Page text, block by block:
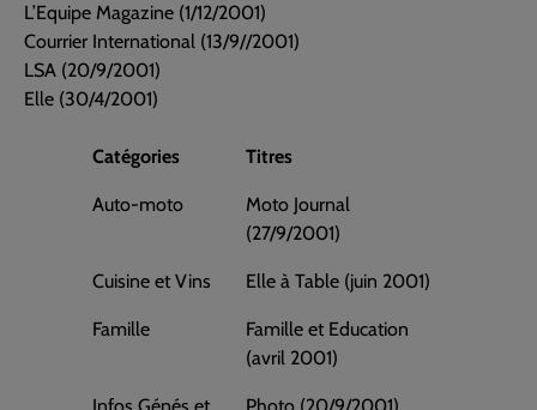
L’Equipe Magazine (1/12/2001)
Courrier International (13/9//2001)
LSA (20/9/2001)
Elle (30/4/2001)
Catégories Titres
Auto-moto
Moto Journal
(27/9/2001)
Cuisine et Vins Elle à Table (juin 2001)
Famille
Famille et Education
(avril 2001)